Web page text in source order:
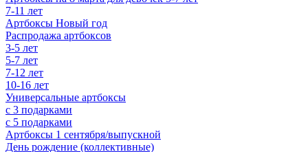
7-11 лет
Артбоксы Новый год
Распродажа артбоксов
3-5 лет
5-7 лет
7-12 лет
10-16 лет
Универсальные артбоксы
с 3 подарками
с 5 подарками
Артбоксы 1 сентября/выпускной
День рождение (коллективные)